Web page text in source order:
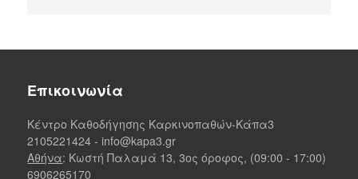
Επικοινωνία
Κέντρο Καθοδήγησης Καρκινοπαθών-Κάπα3
2105221424 - info@kapa3.gr
Αθήνα: Κωστή Παλαμά 13, 3ος όροφος, (09:00 - 17:00)
6906265170